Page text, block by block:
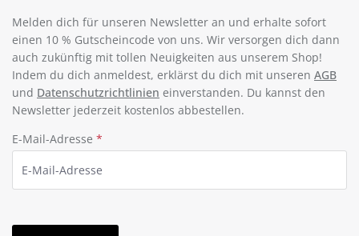
Melden dich für unseren Newsletter an und erhalte sofort
einen 10 % Gutscheincode von uns. Wir versorgen dich dann
auch zukünftig mit tollen Neuigkeiten aus unserem Shop!
Indem du dich anmeldest, erklärst du dich mit unseren AGB
und Datenschutzrichtlinien einverstanden. Du kannst den
Newsletter jederzeit kostenlos abbestellen.
E-Mail-Adresse *